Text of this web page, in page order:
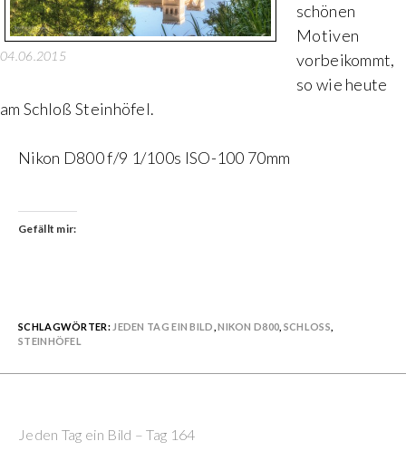
04.06.2015
schönen
Motiven
vorbeikommt,
so wie heute
am Schloß Steinhöfel.
Nikon D800 f/9 1/100s ISO-100 70mm
Gefällt mir:
SCHLAGWÖRTER: JEDEN TAG EIN BILD ,NIKON D800 SCHLOSS
STEINHÖFEL
Reading
Jeden Tag ein Bild – Tag 164